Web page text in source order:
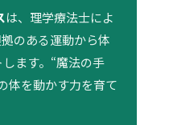
は、理学療法士によ
のある運動から体
ます。“魔法の手
体を動かす力を育て